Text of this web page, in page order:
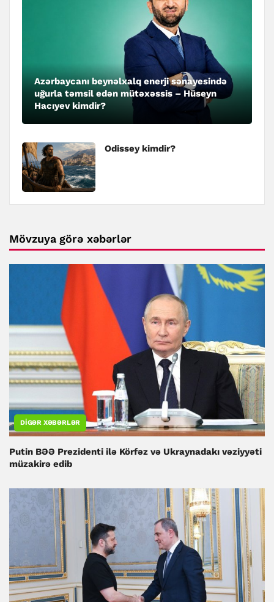
Azərbaycanı beynəlxalq enerji sənayesində
uğurla təmsil edən mütəxəssis – Hüseyn
Hacıyev kimdir?
Odissey kimdir?
Mövzuya görə xəbərlər
DIGƏR XƏBƏRLƏR
Putin BƏƏ Prezidenti ilə Körfəz və Ukraynadakı vəziyyəti
müzakirə edib